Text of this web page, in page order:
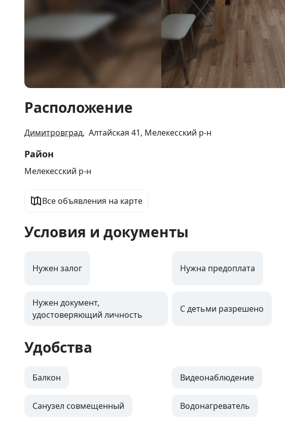
1
8
Расположение
Димитровград, Алтайская 41, Мелекесский р-н
Район
Мелекесский р-н
Все объявления на карте
Условия и документы
Нужен залог Нужна предоплата
Нужен документ,
удостоверяющий личность
С детьми разрешено
Удобства
Балкон Видеонаблюдение
Санузел совмещенный Водонагреватель